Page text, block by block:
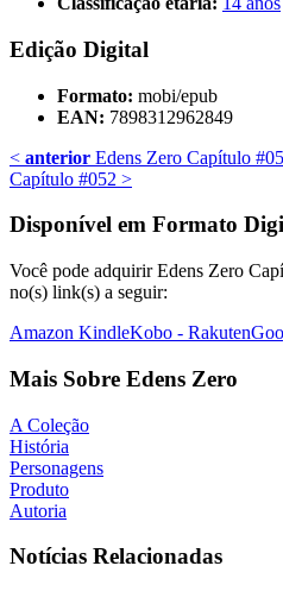
Edição Digital
Formato: mobi/epub
EAN: 7898312962849
< anterior Edens Zero Capítulo
Capítulo #052 >
Disponível em Formato
Você pode adquirir Edens Zero
no(s) link(s) a seguir:
Amazon KindleKobo - Rakuten
Mais Sobre Edens Zero
A Coleção
História
Personagens
Produto
Autoria
Notícias Relacionadas